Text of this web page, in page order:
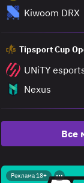
Kiwoom DRX
Tipsport Cup
UNiTY
Nexus
Все
Реклама 18+